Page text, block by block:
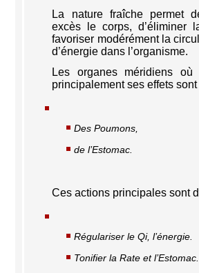
La nature fraîche permet
excès le corps, d’éliminer
favoriser modérément la
d’énergie dans l’organisme.
Les organes méridiens
principalement ses effets sont
Des Poumons,
de l’Estomac.
Ces actions principales sont
Régulariser le Qi, l’énergie.
Tonifier la Rate et l’Estomac.